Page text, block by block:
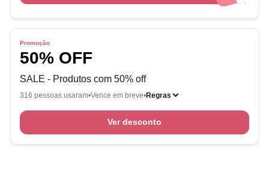
Promoção
50% OFF
SALE - Produtos com 50% off
316 pessoas usaram Vence em breve Regras
Ver desconto